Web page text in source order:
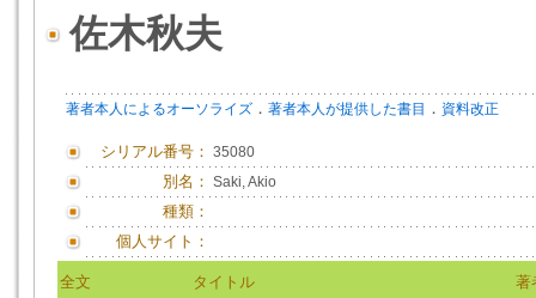
佐木秋夫
著者本人によるオーソライズ ． 著者本人が提供した書目 ． 資料改正
シリアル番号： 35080
別名： Saki, Akio
種類：
個人サイト：
全文 タイトル
著